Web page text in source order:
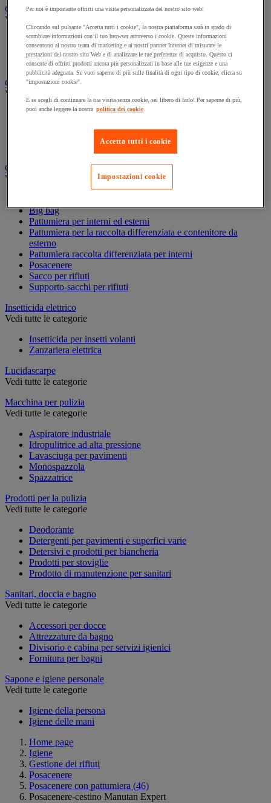
Carrello e secchio per pulizie
Vedi tutte le categorie
Accessori per carrello per pulizie
Carrello per pulizie
Secchio per pulizie
Carta igienica e fazzoletti
Vedi tutte le categorie
Distributore di carta igienica
Rotolo formato maxi
Rotolo formato piccolo
Gestione dei rifiuti
Vedi tutte le categorie
Big bag
Pattumiera per interni ed esterni
Pattumiera per la raccolta differenziata e contenitore da
esterno
Pattumiera raccolta differenziata per interni
Posacenere
Sacco per rifiuti
Supporto-sacchi per rifiuti
Insetticida elettrico
Vedi tutte le categorie
Insetticida per insetti volanti
Zanzariera elettrica
Lucidascarpe
Vedi tutte le categorie
Macchina per pulizia
Vedi tutte le categorie
Aspiratore industriale
Idropulitrice ad alta pressione
Lavasciuga per pavimenti
Monospazzola
Spazzatrice
Prodotti per la pulizia
Vedi tutte le categorie
Deodorante
Detergenti per pavimenti e superfici varie
Detersivi e prodotti per biancheria
Prodotti per stoviglie
Prodotto di manutenzione per sanitari
Sanitari, doccia e bagno
Vedi tutte le categorie
Accessori per docce
Attrezzature da bagno
Divisorio e cabina per servizi igienici
Fornitura per bagni
Sapone e igiene personale
Vedi tutte le categorie
Igiene della persona
Igiene delle mani
Home page
Igiene
Gestione dei rifiuti
Posacenere
Posacenere con pattumiera (46)
Posacenere-cestino Manutan Expert
Per noi è importante offrirti una visita personalizzata del nostro sito web!
Cliccando sul pulsante "Accetta tutti i cookie", la nostra piattaforma sarà in grado di
scambiare informazioni con il tuo browser attraverso i cookie. Queste informazioni
consentono al nostro team di marketing e ai nostri partner Internet di misurare le
prestazioni del nostro sito Web e di analizzare le tue preferenze di acquisto. Questo ci
consente di offrirti prodotti ancora più personalizzati in base alle tue esigenze e una
pubblicità adeguata. Se vuoi saperne di più sulle finalità di ogni tipo di cookie, clicca su
"impostazioni cookie".
E se scegli di continuare la tua visita senza cookie, sei libero di farlo! Per saperne di più,
puoi anche leggere la nostra politica dei cookie
Accetta tutti i cookie
Impostazioni cookie